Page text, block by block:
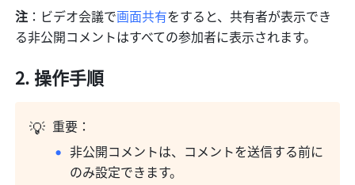
注 ：ビデオ会議で画面共有をすると、共有者が表示でき
る非公開コメントはすべての参加者に表示されます。
操作手順
💡 重要：
非公開コメントは、コメントを送信する前に
のみ設定できます。